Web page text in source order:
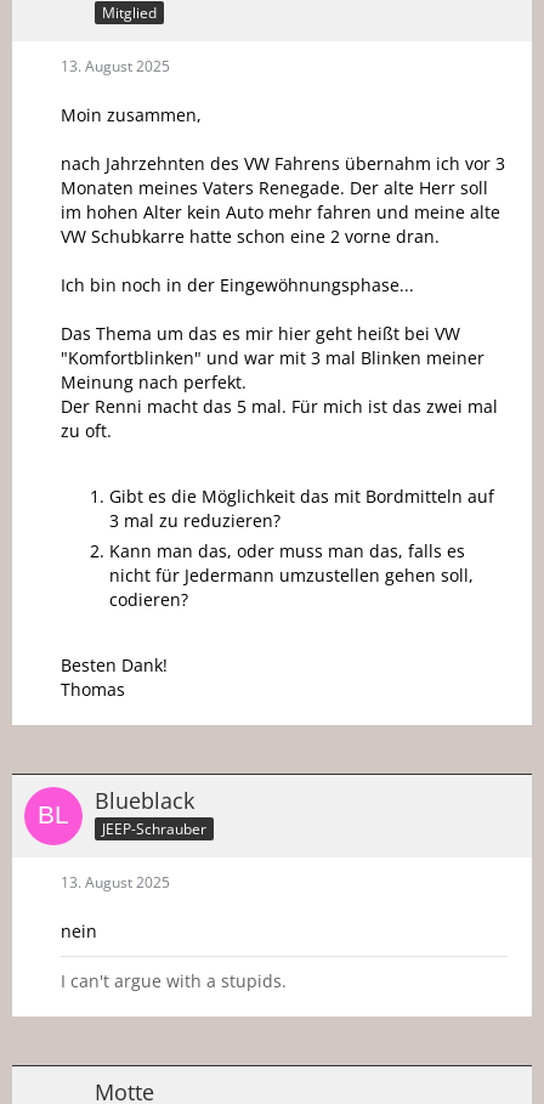
Mitglied
13. August 2025
Moin zusammen,
nach Jahrzehnten des VW Fahrens übernahm ich vor 3
Monaten meines Vaters Renegade. Der alte Herr soll
im hohen Alter kein Auto mehr fahren und meine alte
VW Schubkarre hatte schon eine 2 vorne dran.
Ich bin noch in der Eingewöhnungsphase...
Das Thema um das es mir hier geht heißt bei VW
"Komfortblinken" und war mit 3 mal Blinken meiner
Meinung nach perfekt.
Der Renni macht das 5 mal. Für mich ist das zwei mal
zu oft.
Gibt es die Möglichkeit das mit Bordmitteln auf
3 mal zu reduzieren?
Kann man das, oder muss man das, falls es
nicht für Jedermann umzustellen gehen soll,
codieren?
Besten Dank!
Thomas
Blueblack
JEEP-Schrauber
13. August 2025
nein
I can't argue with a stupids.
Motte